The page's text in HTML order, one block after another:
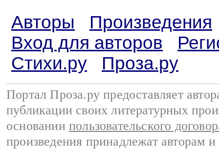
Авторы
Произведения
Вход для авторов
Стихи.ру
Проза.ру
Портал Проза.ру предоставляет
публикации своих литературных
основании пользовательского
произведения принадлежат авторам